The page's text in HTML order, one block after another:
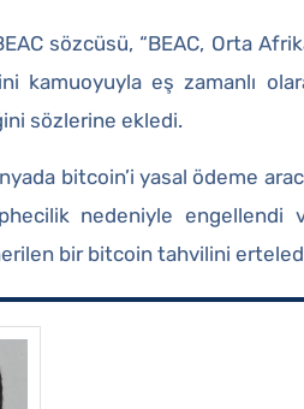
sözcüsü, “BEAC, Orta
kamuoyuyla eş zamanlı
sözlerine ekledi.
bitcoin’i yasal ödeme
nedeniyle engellendi
bir bitcoin tahvilini